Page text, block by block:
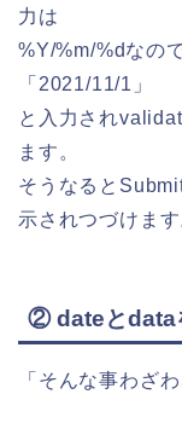
力は
%Y/%m/%dなの
「2021/11/1」
と入力され
ます。
そうなると
示されつづけます
② dateとdata
「そんな事わざ